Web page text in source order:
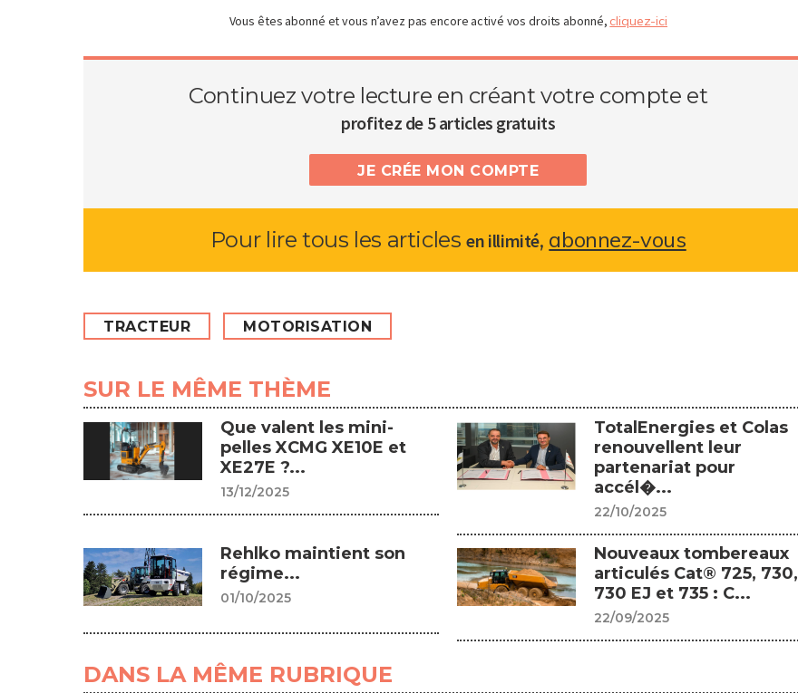
Vous êtes abonné et vous n’avez pas encore activé vos droits abonné, cliquez-ici
Continuez votre lecture en créant votre compte et
profitez de 5 articles gratuits
JE CRÉE MON COMPTE
Pour lire tous les articlesen illimité, abonnez-vous
TRACTEUR MOTORISATION
SUR LE MÊME THÈME
Que valent les mini-
pelles XCMG XE10E et
XE27E ?...
13/12/2025
TotalEnergies et Colas
renouvellent leur
partenariat pour
accél�...
22/10/2025
Rehlko maintient son
régime...
01/10/2025
Nouveaux tombereaux
articulés Cat® 725, 730,
730 EJ et 735 : C...
22/09/2025
DANS LA MÊME RUBRIQUE